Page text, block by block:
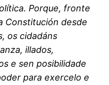
Porque, fronte
Constitución desde
os cidadáns
illados,
e sen posibilidade
para exercelo e